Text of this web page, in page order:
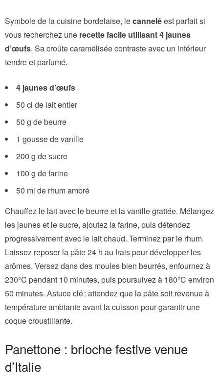
Symbole de la cuisine bordelaise, lecanneléest parfait si
vous recherchez une recette facile utilisant 4 jaunes
d’œufs. Sa croûte caramélisée contraste avec un intérieur
tendre et parfumé.
4 jaunes d’œufs
50 cl de lait entier
50 g de beurre
1 gousse de vanille
200 g de sucre
100 g de farine
50 ml de rhum ambré
Chauffez le lait avec le beurre et la vanille grattée. Mélangez
les jaunes et le sucre, ajoutez la farine, puis détendez
progressivement avec le lait chaud. Terminez par le rhum.
Laissez reposer la pâte 24 h au frais pour développer les
arômes. Versez dans des moules bien beurrés, enfournez à
230°C pendant 10 minutes, puis poursuivez à 180°C environ
50 minutes. Astuce clé : attendez que la pâte soit revenue à
température ambiante avant la cuisson pour garantir une
coque croustillante.
Panettone : brioche festive venue
d’Italie